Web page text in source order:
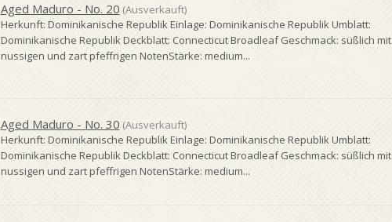
Aged Maduro - No. 20 (Ausverkauft)
Herkunft: Dominikanische Republik Einlage: Dominikanische Republik Umblatt:
Dominikanische Republik Deckblatt: Connecticut Broadleaf Geschmack: süßlich mit
nussigen und zart pfeffrigen NotenStärke: medium...
Aged Maduro - No. 30 (Ausverkauft)
Herkunft: Dominikanische Republik Einlage: Dominikanische Republik Umblatt:
Dominikanische Republik Deckblatt: Connecticut Broadleaf Geschmack: süßlich mit
nussigen und zart pfeffrigen NotenStärke: medium...